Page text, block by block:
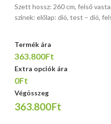
Szett hossz: 260 cm, felső
színek: előlap: dió, test – dió,
Termék ára
363.800Ft
Extra opciók ára
0Ft
Végösszeg
363.800Ft